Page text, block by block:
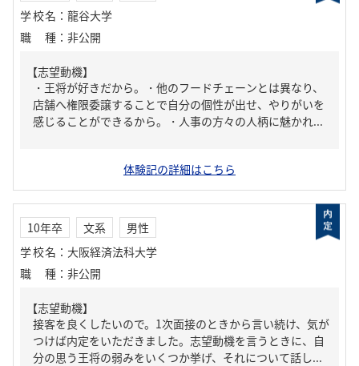
学校名 ： 龍谷大学
職種 ： 非公開
【志望動機】
・王将が好きだから。・他のフードチェーンとは異なり、
店舗へ権限委譲することで自分の個性が出せ、やりがいを
感じることができるから。・人事の方々の人柄に魅かれ...
体験記の詳細はこちら
10年卒 文系
男性
学校名 ： 大阪経済法科大学
職種 ： 非公開
【志望動機】
接客を良くしたいので。1次面接のときから言い続け、気が
つけば内定をいただきました。志望動機を言うときに、自
分の思う王将の弱みをいくつか挙げ、それについて話し...